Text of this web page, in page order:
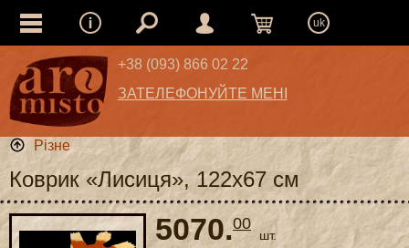
uk
+38 (093) 866 02 22
ЗАТЕЛЕФОНУЙТЕ МЕНІ
Різне
Коврик «Лисиця», 122x67 см
5070.00
шт.